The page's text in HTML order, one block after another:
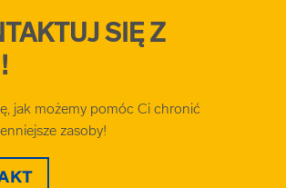
SIĘ Z
jak możemy pomóc Ci chronić
zasoby!